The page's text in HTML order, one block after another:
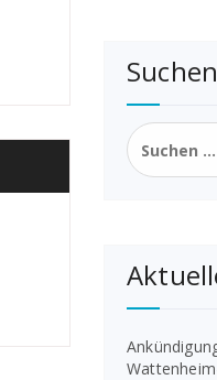
Suchen
Suchen
nach: